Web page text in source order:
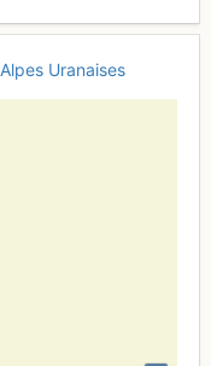
Alpes Uranaises